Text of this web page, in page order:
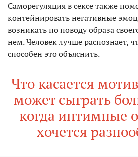
Саморегуляция в сексе также
контейнировать негативные
возникать по поводу образа
нем. Человек лучше распознает,
способен это объяснить.
Что касается
может сыграть
когда интимные
хочется